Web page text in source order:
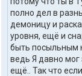
полно дел в
демоницу и
уровня, ещё и
быть посыльным
ведь Я давно мог
ещё.. Так что